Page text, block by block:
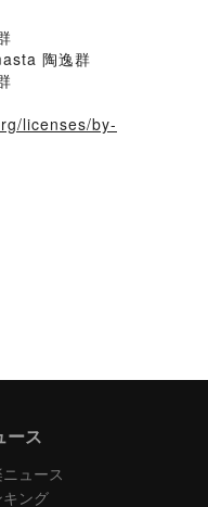
陶逸群
licenses/by-
ース
ュース
ング